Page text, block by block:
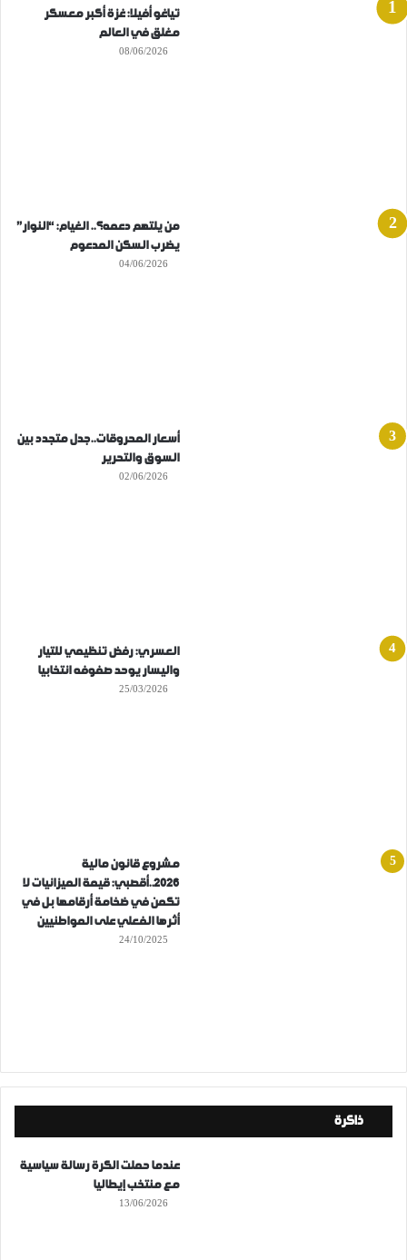
تياغو أفيلا: غزة أكبر معسكر
مغلق في العالم
08/06/2026
من يلتهم دعمه؟.. الغيام: “النوار”
يضرب السكن المدعوم
04/06/2026
أسعار المحروقات..جدل متجدد بين
السوق والتحرير
02/06/2026
العسري: رفض تنظيمي للتيار
واليسار يوحد صفوفه انتخابيا
25/03/2026
مشروع قانون مالية
2026..أقصبي: قيمة الميزانيات لا
تكمن في ضخامة أرقامها بل في
أثرها الفعلي على المواطنيين
24/10/2025
ذاكرة
عندما حملت الكرة رسالة سياسية
مع منتخب إيطاليا
13/06/2026